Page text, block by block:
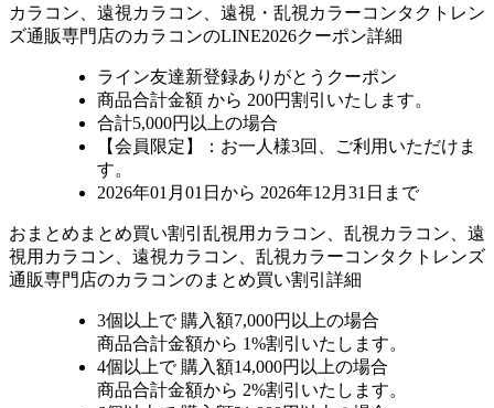
カラコン、遠視カラコン、遠視・乱視カラーコンタクトレン
ズ通販専門店のカラコンのLINE2026クーポン詳細
ライン友達新登録ありがとうクーポン
商品合計金額 から 200円割引 いたします。
合計5,000円以上の場合
【会員限定】：お一人様3回
、ご利用いただけま
す。
2026年01月01日から 2026年12月31日まで
おまとめ まとめ買い割引 乱視用カラコン、乱視カラコン、遠
視用カラコン、遠視カラコン、乱視カラーコンタクトレンズ
通販専門店のカラコンのまとめ買い割引詳細
3個 以上で 購入額7,000円以上の場合
商品合計金額から 1%割引いたします。
4個 以上で 購入額14,000円以上の場合
商品合計金額から 2%割引いたします。